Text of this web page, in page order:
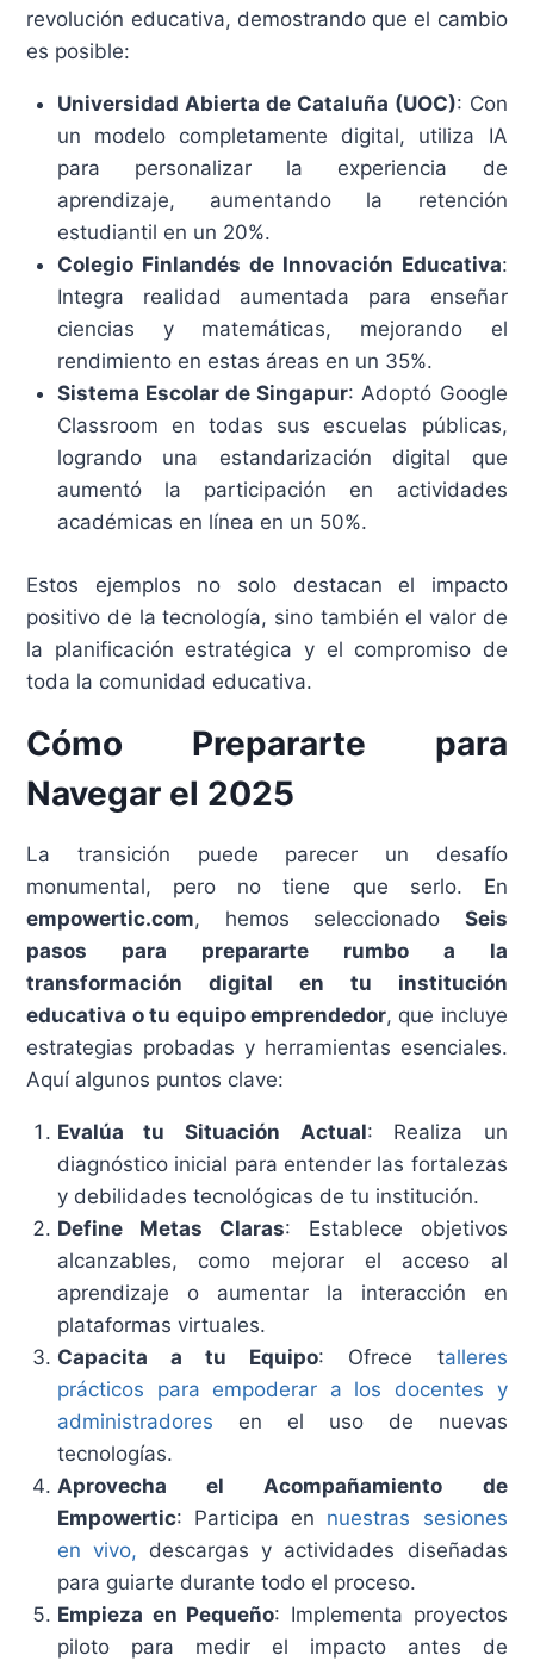
revolución educativa, demostrando que el cambio
es posible:
Universidad Abierta de Cataluña (UOC): Con
un modelo completamente digital, utiliza IA
para personalizar la experiencia de
aprendizaje, aumentando la retención
estudiantil en un 20%.
Colegio Finlandés de Innovación Educativa:
Integra realidad aumentada para enseñar
ciencias y matemáticas, mejorando el
rendimiento en estas áreas en un 35%.
Sistema Escolar de Singapur: Adoptó Google
Classroom en todas sus escuelas públicas,
logrando una estandarización digital que
aumentó la participación en actividades
académicas en línea en un 50%.
Estos ejemplos no solo destacan el impacto
positivo de la tecnología, sino también el valor de
la planificación estratégica y el compromiso de
toda la comunidad educativa.
Cómo Prepararte para
Navegar el 2025
La transición puede parecer un desafío
monumental, pero no tiene que serlo. En
empowertic.com, hemos seleccionado Seis
pasos para prepararte rumbo a la
transformación digital en tu institución
educativa o tu equipo emprendedor, que incluye
estrategias probadas y herramientas esenciales.
Aquí algunos puntos clave:
Evalúa tu Situación Actual: Realiza un
diagnóstico inicial para entender las fortalezas
y debilidades tecnológicas de tu institución.
Define Metas Claras: Establece objetivos
alcanzables, como mejorar el acceso al
aprendizaje o aumentar la interacción en
plataformas virtuales.
Capacita a tu Equipo: Ofrece talleres
prácticos para empoderar a los docentes y
administradores en el uso de nuevas
tecnologías.
Aprovecha el Acompañamiento de
Empowertic: Participa en nuestras sesiones
en vivo, descargas y actividades diseñadas
para guiarte durante todo el proceso.
Empieza en Pequeño: Implementa proyectos
piloto para medir el impacto antes de